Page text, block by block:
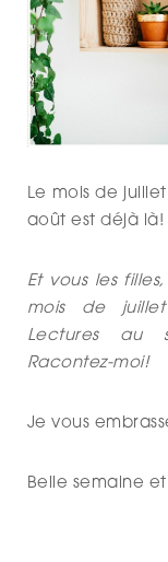
Le mois de
août est déjà là!
Et vous les
mois de
Lectures au
Racontez-moi!
Je vous
Belle semaine